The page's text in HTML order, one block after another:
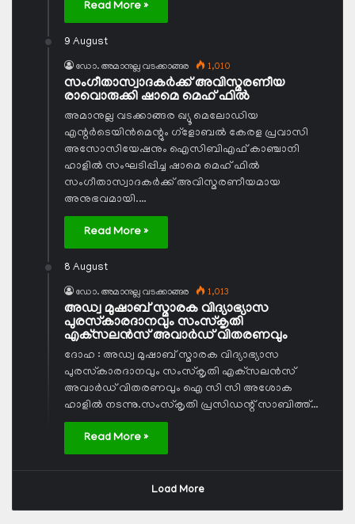
Read More »
9 August
ഡോ. അമാനുല്ല വടക്കാങ്ങര 1,010
സംഗീതാസ്വാദകര്‍ക്ക് അവിസ്മരണീയ
രാവൊരുക്കി ഷാമെ മെഹ് ഫില്‍
അമാനുല്ല വടക്കാങ്ങര ഖ്യൂ മെലോഡിയ
എന്റര്‍ടെയിന്‍മെന്റും ഗ്‌ളോബല്‍ കേരള പ്രവാസി
അസോസിയേഷനും ഐസിബിഎഫ് കാഞ്ചാനി
ഹാളില്‍ സംഘടിപ്പിച്ച ഷാമെ മെഹ് ഫില്‍
സംഗീതാസ്വാദകര്‍ക്ക് അവിസ്മരണീയമായ
അനുഭവമായി.…
Read More »
8 August
ഡോ. അമാനുല്ല വടക്കാങ്ങര 1,013
അഡ്വ മുഷാബ് സ്മാരക വിദ്യാഭ്യാസ
പുരസ്‌കാരദാനവും സംസ്‌കൃതി
എക്‌സലന്‍സ് അവാര്‍ഡ് വിതരണവും
ദോഹ : അഡ്വ മുഷാബ് സ്മാരക വിദ്യാഭ്യാസ
പുരസ്‌കാരദാനവും സംസ്‌കൃതി എക്‌സലന്‍സ്
അവാര്‍ഡ് വിതരണവും ഐ സി സി അശോക
ഹാളില്‍ നടന്നു.സംസ്‌കൃതി പ്രസിഡന്റ് സാബിത്ത്…
Read More »
Load More